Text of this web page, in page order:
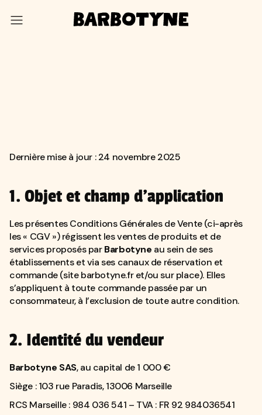
de Vente
Dernière mise à jour : 24 novembre 2025
1. Objet et champ d’application
Les présentes Conditions Générales de Vente (ci-après
les « CGV ») régissent les ventes de produits et de
services proposés parBarbotyne au sein de ses
établissements et via ses canaux de réservation et
commande (sitebarbotyne.fret/ou sur place). Elles
s’appliquent à toute commande passée par un
consommateur, à l’exclusion de toute autre condition.
2. Identité du vendeur
Barbotyne SAS, au capital de 1 000 €
Siège : 103 rue Paradis, 13006 Marseille
RCS Marseille : 984 036 541 – TVA : FR 92 984036541